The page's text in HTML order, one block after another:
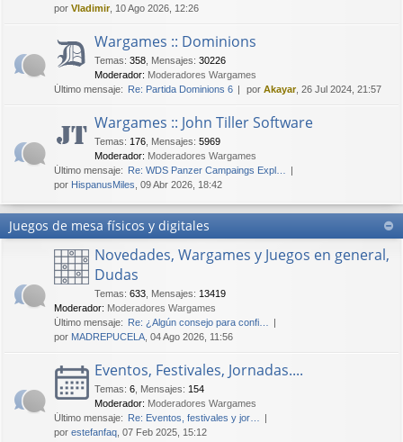
por Vladimir, 10 Ago 2026, 12:26
Wargames :: Dominions
Temas: 358 Mensajes: 30226
Moderador: Moderadores Wargames
Último mensaje: Re: Partida Dominions 6 por Akayar, 26 Jul 2024, 21:57
Wargames :: John Tiller Software
Temas: 176 Mensajes: 5969
Moderador: Moderadores Wargames
Último mensaje: Re: WDS Panzer Campaings Expl…
por HispanusMiles , 09 Abr 2026, 18:42
Juegos de mesa físicos y digitales
Novedades, Wargames y Juegos en general,
Dudas
Temas: 633 Mensajes: 13419
Moderador: Moderadores Wargames
Último mensaje: Re: ¿Algún consejo para confi…
por MADREPUCELA , 04 Ago 2026, 11:56
Eventos, Festivales, Jornadas....
Temas: 6 Mensajes: 154
Moderador: Moderadores Wargames
Último mensaje: Re: Eventos, festivales y jor…
por estefanfaq , 07 Feb 2025, 15:12